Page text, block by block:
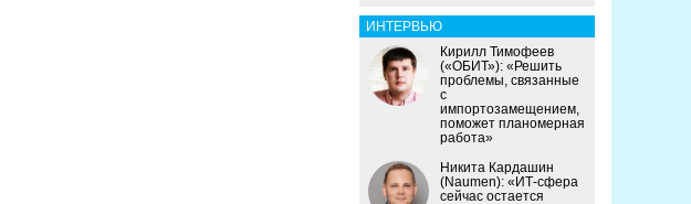
ИНТЕРВЬЮ
Кирилл Тимофеев
(«ОБИТ»): «Решить
проблемы, связанные
с
импортозамещением,
поможет планомерная
работа»
Никита Кардашин
(Naumen): «ИТ-сфера
сейчас остается